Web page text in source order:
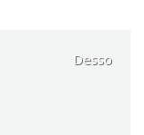
Desso